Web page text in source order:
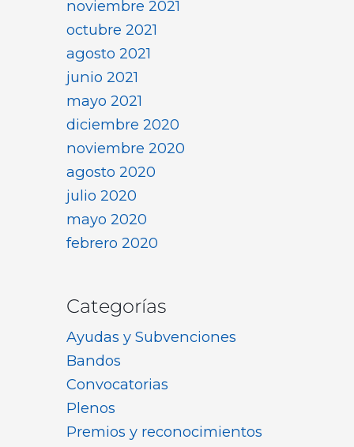
noviembre 2021
octubre 2021
agosto 2021
junio 2021
mayo 2021
diciembre 2020
noviembre 2020
agosto 2020
julio 2020
mayo 2020
febrero 2020
Categorías
Ayudas y Subvenciones
Bandos
Convocatorias
Plenos
Premios y reconocimientos